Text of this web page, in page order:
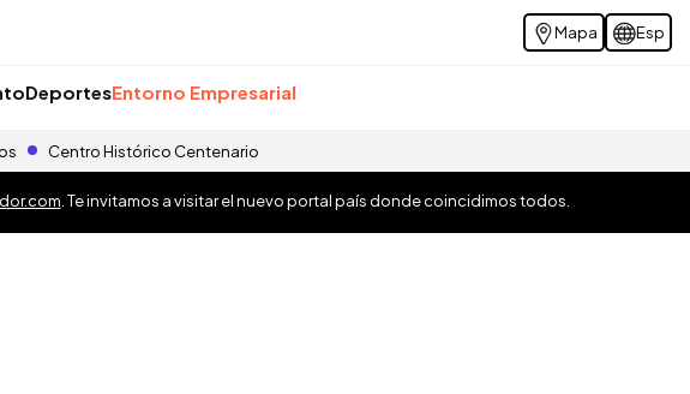
Mapa Esp
DeportesEntorno Empresarial
Centro Histórico Centenario
. Te invitamos a visitar el nuevo portal país donde coincidimos todos.